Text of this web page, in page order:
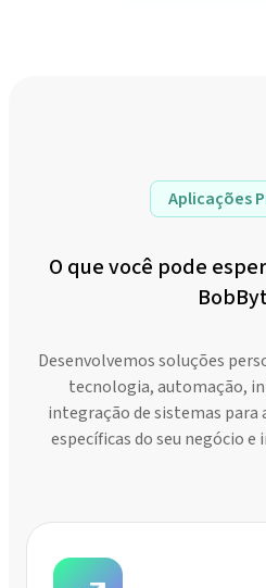
Aplicações
O que você pode
Desenvolvemos soluções
tecnologia, automação,
integração de sistemas para
específicas do seu negócio